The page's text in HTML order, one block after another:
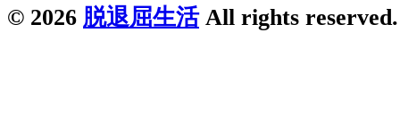
© 2026 脱退屈生活All rights reserved.